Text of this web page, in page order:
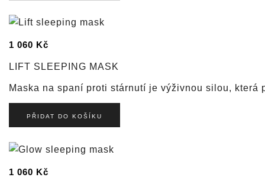
1 060 Kč
LIFT SLEEPING MASK
Maska na spaní proti stárnutí je výživnou silou, která
PŘIDAT DO KOŠÍKU
1 060 Kč